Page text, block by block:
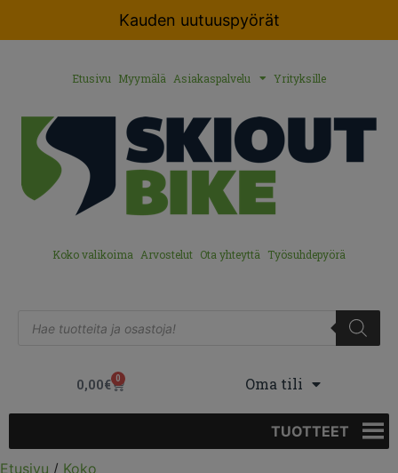
Kauden uutuuspyörät
Etusivu Myymälä Asiakaspalvelu Yrityksille
Koko valikoima Arvostelut Ota yhteyttä Työsuhdepyörä
0,00€ 0 Oma tili
TUOTTEET
Etusivu / Koko